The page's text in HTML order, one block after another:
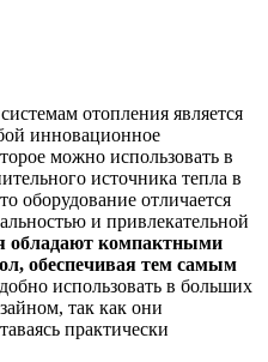
отопления является
инновационное
можно использовать в
источника тепла в
оборудование отличается
и привлекательной
обладают компактными
обеспечивая тем самым
использовать в больших
так как они
практически